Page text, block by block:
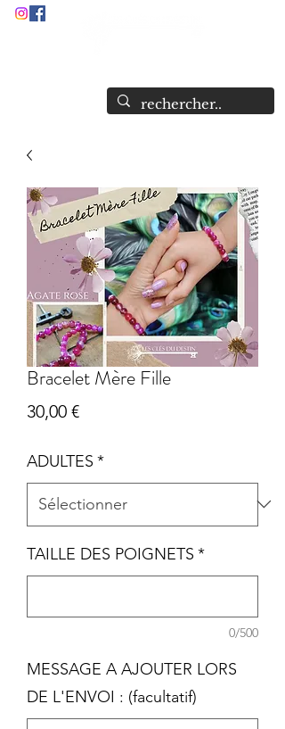
Bracelet Mère Fille
30,00 €Prix
ADULTES *
TAILLE DES POIGNETS *
0/500
MESSAGE A AJOUTER LORS
DE L'ENVOI : (facultatif)